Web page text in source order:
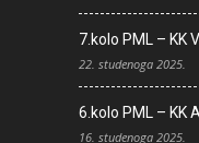
7.kolo PML – KK
22. studenoga 2025.
6.kolo PML – KK
16. studenoga 2025.